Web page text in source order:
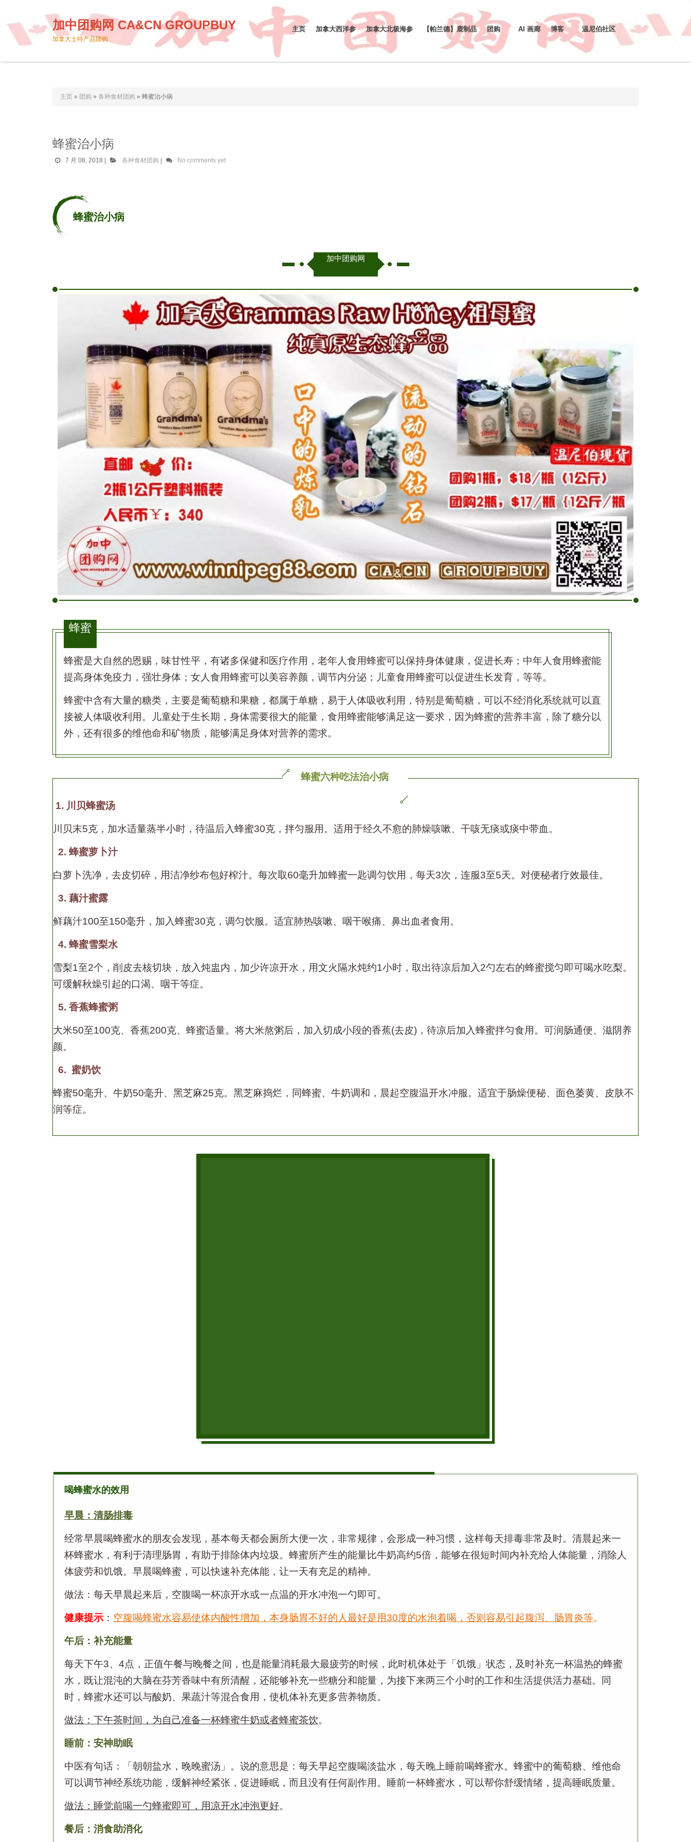
加中团购网 CA&CN GROUPBUY
加拿大土特产品团购
主页 加拿大西洋参 加拿大北极海参 【帕兰德】鹿制品 团购 AI 画廊 博客 温尼伯社区
主页 » 团购 » 各种食材团购 » 蜂蜜治小病
蜂蜜治小病
7 月 08, 2018 各种食材团购 No comments yet
蜂蜜治小病
加中团购网
蜂蜜
蜂蜜是大自然的恩赐，味甘性平，有诸多保健和医疗作用，老年人食用蜂蜜可以保持身体健康，促进长寿；中年人食用蜂蜜能
提高身体免疫力，强壮身体；女人食用蜂蜜可以美容养颜，调节内分泌；儿童食用蜂蜜可以促进生长发育，等等。
蜂蜜中含有大量的糖类，主要是葡萄糖和果糖，都属于单糖，易于人体吸收利用，特别是葡萄糖，可以不经消化系统就可以直
接被人体吸收利用。儿童处于生长期，身体需要很大的能量，食用蜂蜜能够满足这一要求，因为蜂蜜的营养丰富，除了糖分以
外，还有很多的维他命和矿物质，能够满足身体对营养的需求。
蜂蜜六种吃法治小病
1. 川贝蜂蜜汤
川贝末5克，加水适量蒸半小时，待温后入蜂蜜30克，拌匀服用。适用于经久不愈的肺燥咳嗽、干咳无痰或痰中带血。
2. 蜂蜜萝卜汁
白萝卜洗净，去皮切碎，用洁净纱布包好榨汁。每次取60毫升加蜂蜜一匙调匀饮用，每天3次，连服3至5天。对便秘者疗效最佳。
3. 藕汁蜜露
鲜藕汁100至150毫升，加入蜂蜜30克，调匀饮服。适宜肺热咳嗽、咽干喉痛、鼻出血者食用。
4. 蜂蜜雪梨水
雪梨1至2个，削皮去核切块，放入炖盅内，加少许凉开水，用文火隔水炖约1小时，取出待凉后加入 2勺左右的蜂蜜搅匀即可喝水吃梨。
可缓解秋燥引起的口渴、咽干等症。
5. 香蕉蜂蜜粥
大米50至100克、香蕉200克、蜂蜜适量。将大米熬粥后，加入切成小段的香蕉(去皮) ，待凉后加入蜂蜜拌匀食用。可润肠通便、滋阴养
颜。
6. 蜜奶饮
蜂蜜50毫升、牛奶50毫升、黑芝麻25克。黑芝麻捣烂，同蜂蜜、牛奶调和，晨起空腹温开水冲服。适宜于肠燥便秘、面色萎黄、皮肤不
润等症。
喝蜂蜜水的效用
早晨：清肠排毒
经常早晨喝蜂蜜水的朋友会发现，基本每天都会厕所大便一次，非常规律，会形成一种习惯，这样每天排毒非常及时。清晨起来一
杯蜂蜜水，有利于清理肠胃，有助于排除体内垃圾。蜂蜜所产生的能量比牛奶高约5倍，能够在很短时间内补充给人体能量，消除人
体疲劳和饥饿。早晨喝蜂蜜，可以快速补充体能，让一天有充足的精神。
做法：每天早晨起来后，空腹喝一杯凉开水或一点温的开水冲泡一勺即可。
健康提示 ： 空腹喝蜂蜜水容易使体内酸性增加，本身肠胃不好的人最好是用30度的水泡着喝，否则容易引起腹泻、肠胃炎等。
午后：补充能量
每天下午3、 4点，正值午餐与晚餐之间，也是能量消耗最大最疲劳的时候，此时机体处于「饥饿」状态，及时补充一杯温热的蜂蜜
水，既让混沌的大脑在芬芳香味中有所清醒，还能够补充一些糖分和能量，为接下来两三个小时的工作和生活提供活力基础。同
时，蜂蜜水还可以与酸奶、果蔬汁等混合食用，使机体补充更多营养物质。
做法：下午茶时间，为自己准备一杯蜂蜜牛奶或者蜂蜜茶饮。
睡前：安神助眠
中医有句话：「朝朝盐水，晚晚蜜汤」。说的意思是：每天早起空腹喝淡盐水，每天晚上睡前喝蜂蜜水。蜂蜜中的葡萄糖、维他命
可以调节神经系统功能，缓解神经紧张，促进睡眠，而且没有任何副作用。睡前一杯蜂蜜水，可以帮你舒缓情绪，提高睡眠质量。
做法：睡觉前喝一勺蜂蜜即可，用凉开水冲泡更好。
餐后：消食助消化